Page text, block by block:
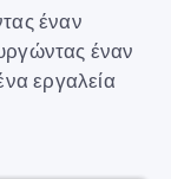
έναν
έναν
εργαλεία